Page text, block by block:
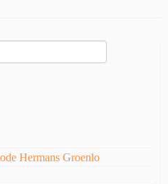
Hermans Groenlo